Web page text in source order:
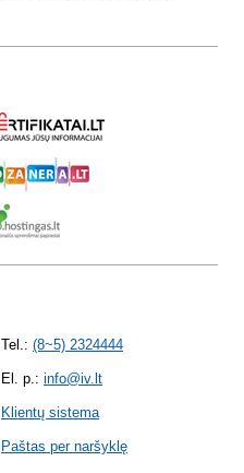
Tel.: (8~5) 2324444
El. p.: info@iv.lt
Klientų sistema
Paštas per naršyklę